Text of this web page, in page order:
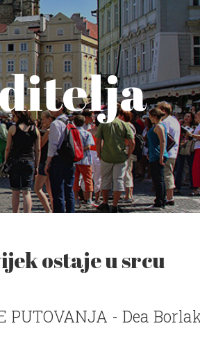
ostaje u srcu
PUTOVANJA - Dea